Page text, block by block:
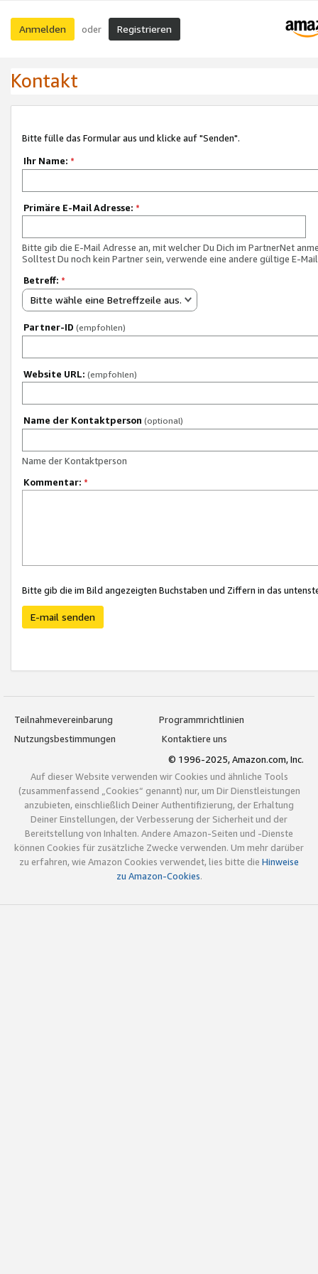
Anmelden oder Registrieren
Kontakt
Bitte fülle das Formular aus und klicke auf "Senden".
Ihr Name: *
Primäre E-Mail Adresse: *
Bitte gib die E-Mail Adresse an, mit welcher Du Dich im PartnerNet
Solltest Du noch kein Partner sein, verwende eine andere gültige E-
Betreff: *
Bitte wähle eine Betreffzeile aus.
Partner-ID (empfohlen)
Website URL: (empfohlen)
Name der Kontaktperson (optional)
Name der Kontaktperson
Kommentar: *
Bitte gib die im Bild angezeigten Buchstaben und Ziffern in das
E-mail senden
Teilnahmevereinbarung
Programmrichtlinien
Nutzungsbestimmungen
Kontaktiere uns
© 1996-2025, Amazon.com, Inc.
Auf dieser Website verwenden wir Cookies und ähnliche Tools
(zusammenfassend „Cookies“ genannt) nur, um Dir Dienstleistungen
anzubieten, einschließlich Deiner Authentifizierung, der Erhaltung
Deiner Einstellungen, der Verbesserung der Sicherheit und der
Bereitstellung von Inhalten. Andere Amazon-Seiten und -Dienste
können Cookies für zusätzliche Zwecke verwenden. Um mehr darüber
zu erfahren, wie Amazon Cookies verwendet, lies bitte die Hinweise
zu Amazon-Cookies.